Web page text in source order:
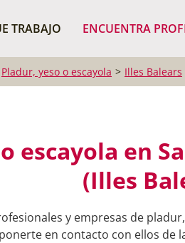
TRABAJO ENCUENTRA
Pladur, yeso o escayola Illes Balears
escayola en
(Illes
y empresas de
en contacto con ellos de